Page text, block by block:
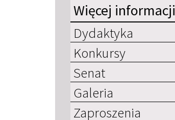
Więcej informacji
Dydaktyka
Konkursy
Senat
Galeria
Zaproszenia